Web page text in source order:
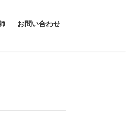
お問い合わせ